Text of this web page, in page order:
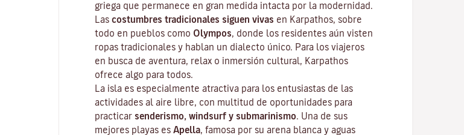
griega que permanece en gran medida intacta por la modernidad.
Las costumbres tradicionales siguen vivas en Karpathos, sobre
todo en pueblos como Olympos , donde los residentes aún visten
ropas tradicionales y hablan un dialecto único. Para los viajeros
en busca de aventura, relax o inmersión cultural, Karpathos
ofrece algo para todos.
La isla es especialmente atractiva para los entusiastas de las
actividades al aire libre, con multitud de oportunidades para
practicar senderismo, windsurf y submarinismo . Una de sus
mejores playas es Apella , famosa por su arena blanca y aguas